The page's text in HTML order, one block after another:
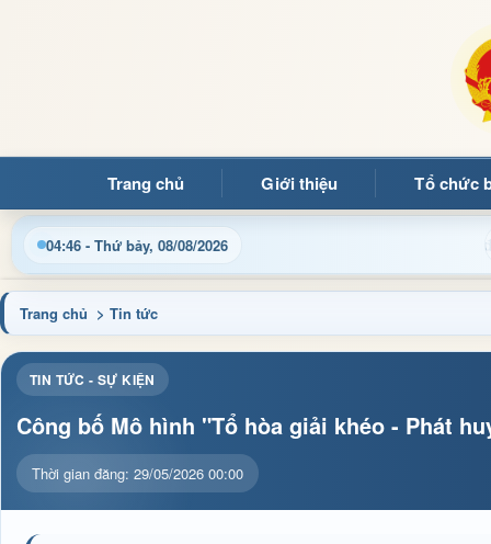
Trang chủ Giới thiệu Tổ chức
04:46 - Thứ bảy, 08/08/2026 Chào mừng quý bạn đọc
Trang chủ > Tin tức
TIN TỨC - SỰ KIỆN
Công bố Mô hình "Tổ hòa giải khéo - Phát
Thời gian đăng: 29/05/2026 00:00